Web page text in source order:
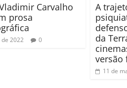
Carvalho
prosa
2022 0
A
da
versão
11 de